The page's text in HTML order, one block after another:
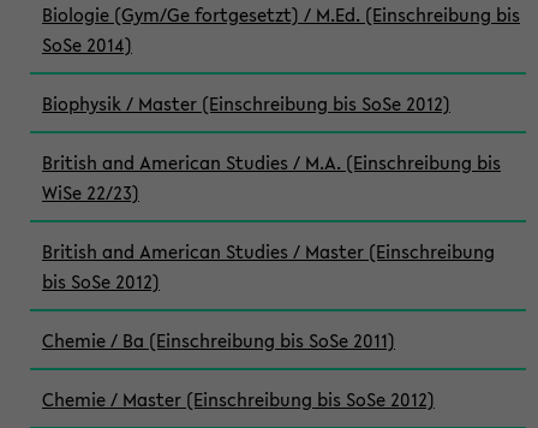
Biologie (Gym/Ge fortgesetzt) / M.Ed. (Einschreibung bis
SoSe 2014)
Biophysik / Master (Einschreibung bis SoSe 2012)
British and American Studies / M.A. (Einschreibung bis
WiSe 22/23)
British and American Studies / Master (Einschreibung
bis SoSe 2012)
Chemie / Ba (Einschreibung bis SoSe 2011)
Chemie / Master (Einschreibung bis SoSe 2012)